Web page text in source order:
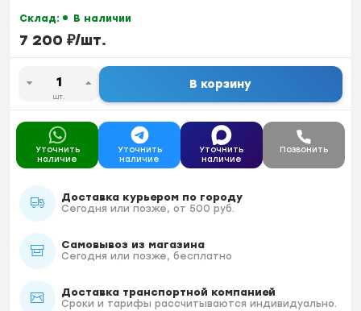
Склад: В наличии
7 200 ₽/шт.
шт.
В корзину
Уточнить
наличие
Уточнить
наличие
Уточнить
наличие
Позвонить
Доставка курьером по городу
Сегодня или позже, от 500 руб.
Самовывоз из магазина
Сегодня или позже, бесплатно
Доставка транспортной компанией
Сроки и тарифы рассчитываются индивидуально.